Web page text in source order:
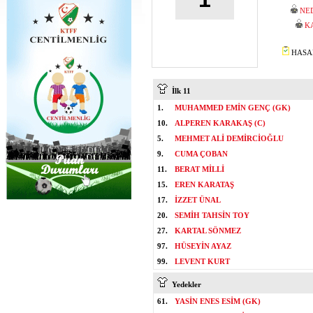
İlk 11
1.
MUHAMMED EMİN GENÇ (GK)
10.
ALPEREN KARAKAŞ (C)
5.
MEHMET ALİ DEMİRCİOĞLU
9.
CUMA ÇOBAN
11.
BERAT MİLLİ
15.
EREN KARATAŞ
17.
İZZET ÜNAL
20.
SEMİH TAHSİN TOY
27.
KARTAL SÖNMEZ
97.
HÜSEYİN AYAZ
99.
LEVENT KURT
Yedekler
61.
YASİN ENES ESİM (GK)